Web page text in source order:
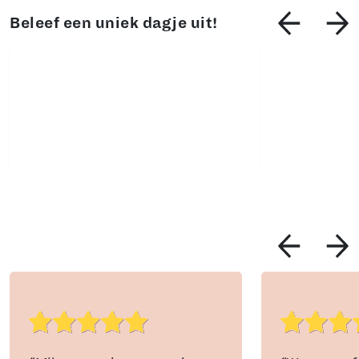
Beleef een uniek dagje uit!